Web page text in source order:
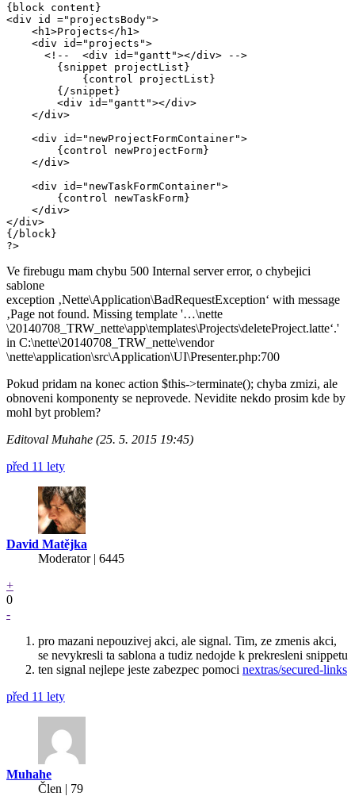
{block content}
<div id ="projectsBody">
    <h1>Projects</h1>
    <div id="projects">
      <!--  <div id="gantt"></div> -->
        {snippet projectList}
            {control projectList}
        {/snippet}
        <div id="gantt"></div>
    </div>
    <div id="newProjectFormContainer">
        {control newProjectForm}
    </div>
    <div id="newTaskFormContainer">
        {control newTaskForm}
    </div>
</div>
{/block}
?>
Ve firebugu mam chybu 500 Internal server error, o chybejici
sablone
exception ‚Nette\Application\BadRequestException‘ with message
‚Page not found. Missing template '…\nette
\20140708_TRW_nette\app\templates\Projects\deleteProject.latte‘.'
in C:\nette\20140708_TRW_nette\vendor
\nette\application\src\Application\UI\Presenter.php:700
Pokud pridam na konec action $this->terminate(); chyba zmizi, ale
obnoveni komponenty se neprovede. Nevidite nekdo prosim kde by
mohl byt problem?
Editoval Muhahe (25. 5. 2015 19:45)
před 11 lety
David Matějka
Moderator | 6445
+
0
-
pro mazani nepouzivej akci, ale signal. Tim, ze zmenis akci,
se nevykresli ta sablona a tudiz nedojde k prekresleni snippetu
ten signal nejlepe jeste zabezpec pomoci nextras/secured-links
před 11 lety
Muhahe
Člen | 79